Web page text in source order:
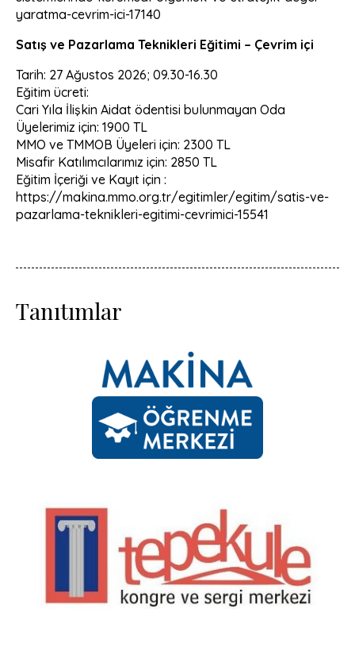
yaratma-cevrim-ici-17140
Satış ve Pazarlama Teknikleri Eğitimi – Çevrim içi
Tarih: 27 Ağustos 2026; 09.30-16.30
Eğitim ücreti:
Cari Yıla İlişkin Aidat ödentisi bulunmayan Oda
Üyelerimiz için: 1900 TL
MMO ve TMMOB Üyeleri için: 2300 TL
Misafir Katılımcılarımız için: 2850 TL
Eğitim İçeriği ve Kayıt için :
https://makina.mmo.org.tr/egitimler/egitim/satis-ve-
pazarlama-teknikleri-egitimi-cevrimici-15541
Tanıtımlar